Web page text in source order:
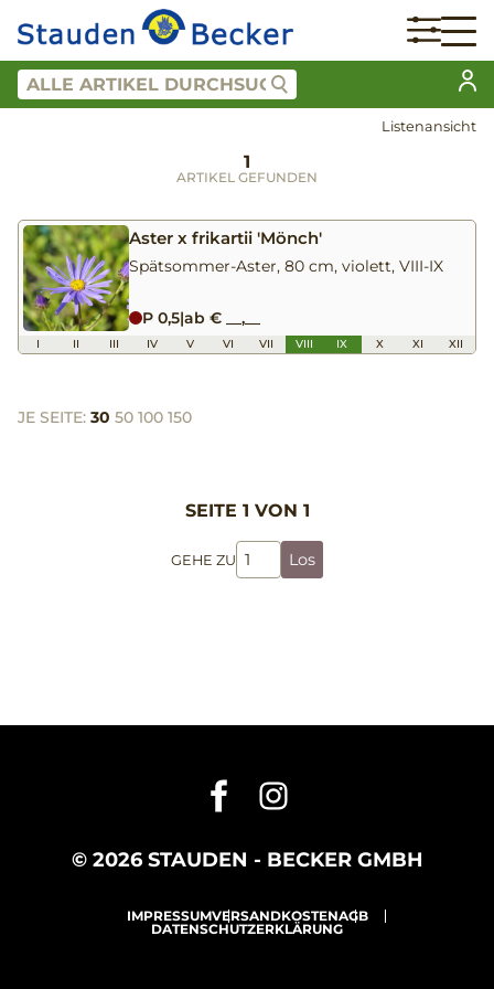
Listenansicht
1
ARTIKEL GEFUNDEN
Aster x frikartii 'Mönch'
Spätsommer-Aster, 80 cm, violett, VIII-IX
P 0,5|ab € __,__
I II III IV V VI VII VIII IX X XI XII
JE SEITE: 30 50 100 150
SEITE 1 VON 1
GEHE ZU Los
© 2026 STAUDEN - BECKER GMBH
IMPRESSUMVERSANDKOSTENAGB
DATENSCHUTZERKLÄRUNG